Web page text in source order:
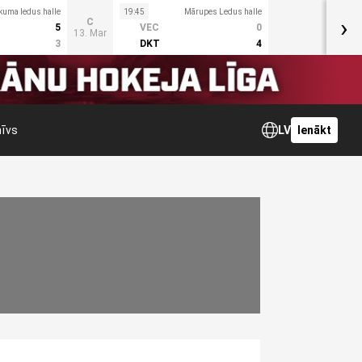
ledus halle
5
3
C
13. Mar
19:45 Mārupes Ledus halle
VEC
0
DKT
4
›
LV Ienākt